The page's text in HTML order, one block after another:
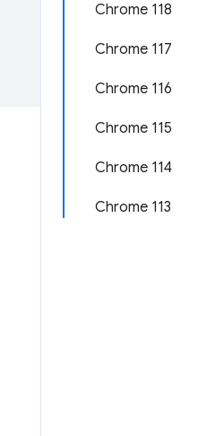
Chrome 118
Chrome 117
Chrome 116
Chrome 115
Chrome 114
Chrome 113